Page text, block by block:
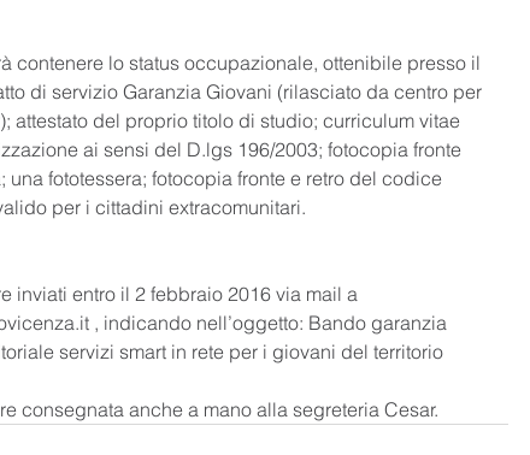
contenere lo status occupazionale, ottenibile presso il
di servizio Garanzia Giovani (rilasciato da centro per
attestato del proprio titolo di studio; curriculum vitae
ai sensi del D.lgs 196/2003; fotocopia fronte
una fototessera; fotocopia fronte e retro del codice
per i cittadini extracomunitari.
inviati entro il 2 febbraio 2016 via mail a
, indicando nell’oggetto: Bando garanzia
servizi smart in rete per i giovani del territorio
consegnata anche a mano alla segreteria Cesar.